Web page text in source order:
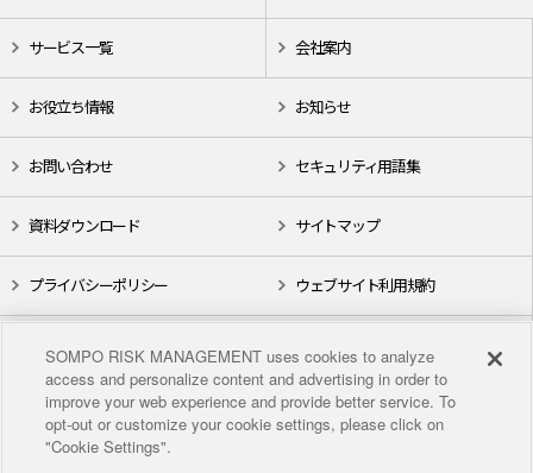
サービス一覧 会社案内
お役立ち情報 お知らせ
お問い合わせ セキュリティ用語集
資料ダウンロード サイトマップ
プライバシーポリシー ウェブサイト利用規約
X（旧Twitter） YouTube
SOMPO RISK MANAGEMENT uses cookies to analyze
access and personalize content and advertising in order to
improve your web experience and provide better service. To
opt-out or customize your cookie settings, please click on
"Cookie Settings".